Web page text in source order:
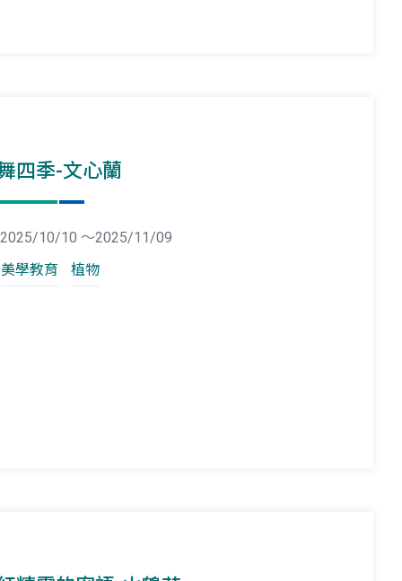
四季-文心蘭
10/10 ～2025/11/09
美學教育
植物